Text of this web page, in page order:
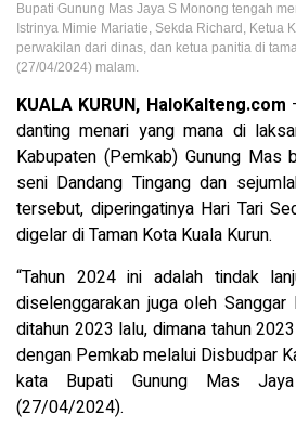
Bupati Gunung Mas Jaya S Monong tengah
Istrinya Mimie Mariatie, Sekda Richard, Ketua
perwakilan dari dinas, dan ketua panitia di
(27/04/2024) malam.
KUALA KURUN, HaloKalteng.com
danting menari yang mana di
Kabupaten (Pemkab) Gunung Mas
seni Dandang Tingang dan
tersebut, diperingatinya Hari Tari
digelar di Taman Kota Kuala Kurun.
“Tahun 2024 ini adalah tindak
diselenggarakan juga oleh Sanggar
ditahun 2023 lalu, dimana tahun
dengan Pemkab melalui Disbudpar
kata Bupati Gunung Mas
(27/04/2024).